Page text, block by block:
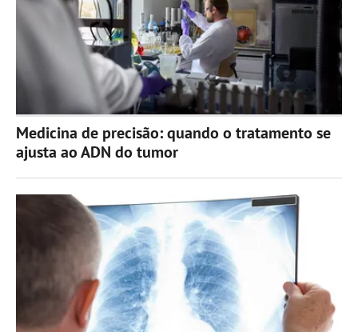
Medicina de precisão: quando o tratamento se
ajusta ao ADN do tumor